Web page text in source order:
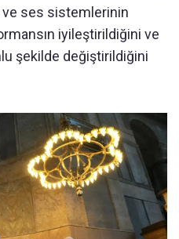
ve ses sistemlerinin
iyileştirildiğini ve
şekilde değiştirildiğini